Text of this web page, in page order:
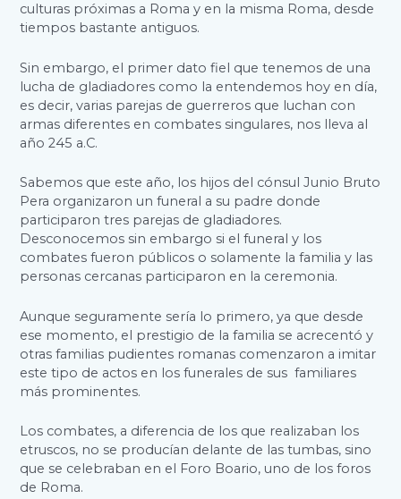
culturas próximas a Roma y en la misma Roma, desde
tiempos bastante antiguos.
Sin embargo, el primer dato fiel que tenemos de una
lucha de gladiadores como la entendemos hoy en día,
es decir, varias parejas de guerreros que luchan con
armas diferentes en combates singulares, nos lleva al
año 245 a.C.
Sabemos que este año, los hijos del cónsul Junio Bruto
Pera organizaron un funeral a su padre donde
participaron tres parejas de gladiadores.
Desconocemos sin embargo si el funeral y los
combates fueron públicos o solamente la familia y las
personas cercanas participaron en la ceremonia.
Aunque seguramente sería lo primero, ya que desde
ese momento, el prestigio de la familia se acrecentó y
otras familias pudientes romanas comenzaron a imitar
este tipo de actos en los funerales de sus familiares
más prominentes.
Los combates, a diferencia de los que realizaban los
etruscos, no se producían delante de las tumbas, sino
que se celebraban en el Foro Boario, uno de los foros
de Roma.